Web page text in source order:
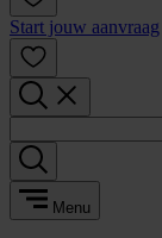
Start jouw aanvraag
Menu